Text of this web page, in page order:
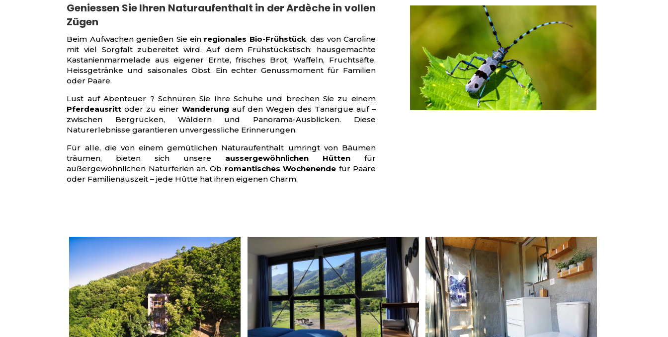
Geniessen Sie Ihren Naturaufenthalt in der Ardèche in vollen
Zügen
Beim Aufwachen genießen Sie einregionales Bio-Frühstück, das von Caroline
mit viel Sorgfalt zubereitet wird. Auf dem Frühstückstisch: hausgemachte
Kastanienmarmelade aus eigener Ernte, frisches Brot, Waffeln, Fruchtsäfte,
Heissgetränke und saisonales Obst. Ein echter Genussmoment für Familien
oder Paare.
Lust auf Abenteuer ? Schnüren Sie Ihre Schuhe und brechen Sie zu einem
Pferdeausritt oder zu einerWanderung auf den Wegen des Tanargue auf –
zwischen Bergrücken, Wäldern und Panorama-Ausblicken. Diese
Naturerlebnisse garantieren unvergessliche Erinnerungen.
Für alle, die von einem gemütlichen Naturaufenthalt umringt von Bäumen
träumen, bieten sich unsere aussergewöhnlichen Hüttenfür
außergewöhnlichen Naturferien an. Ob romantisches Wochenende für Paare
oder Familienauszeit – jede Hütte hat ihren eigenen Charm.